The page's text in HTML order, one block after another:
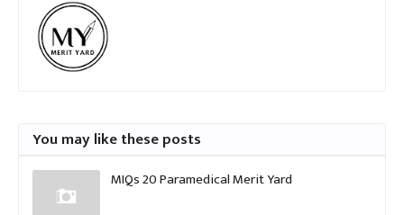
You may like these posts
MIQs 20 Paramedical Merit Yard